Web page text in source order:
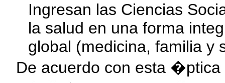
Ingresan las Ciencias
la salud en una forma
global (medicina, familia y
De acuerdo con esta